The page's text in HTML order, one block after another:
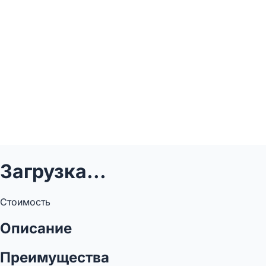
Загрузка...
Стоимость
Описание
Преимущества